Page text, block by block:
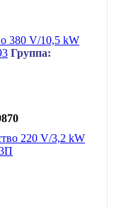
380 V/10,5 kW
Группа: